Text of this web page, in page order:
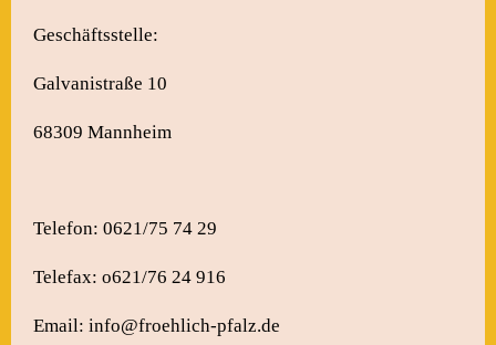
Geschäftsstelle:
Galvanistraße 10
68309 Mannheim
Telefon: 0621/75 74 29
Telefax: o621/76 24 916
Email: info@froehlich-pfalz.de